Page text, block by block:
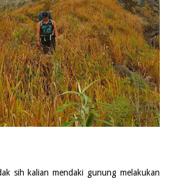
sih kalian mendaki gunung melakukan